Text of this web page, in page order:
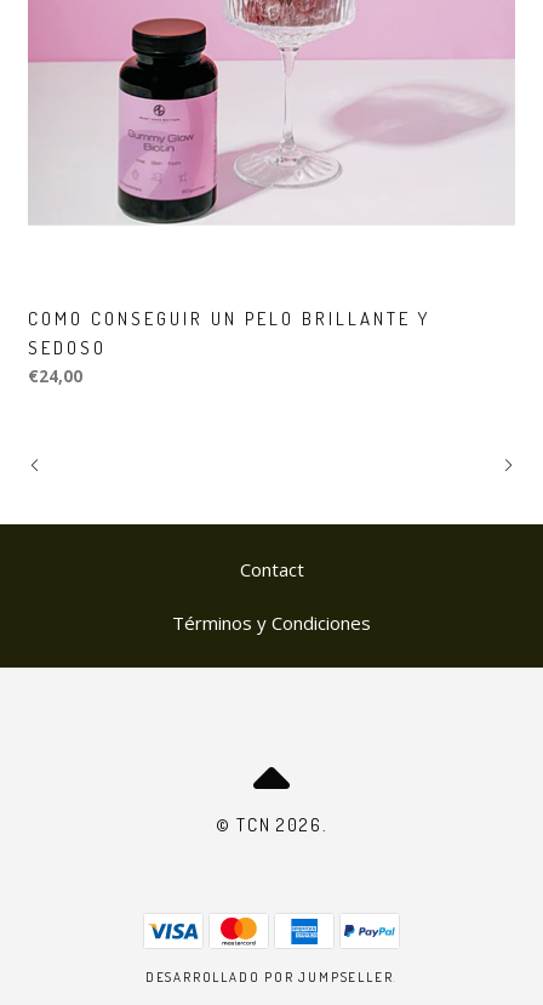
COMO CONSEGUIR UN PELO BRILLANTE Y
SEDOSO
€24,00
Contact
Términos y Condiciones
© TCN 2026.
DESARROLLADO POR JUMPSELLER